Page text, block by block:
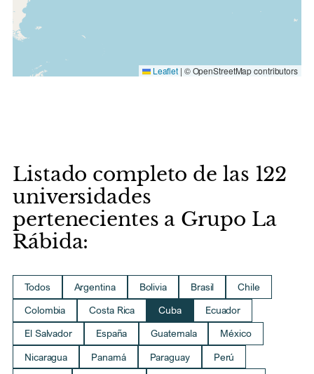
Leaflet | © OpenStreetMap contributors
Listado completo de las 122
universidades
pertenecientes a Grupo La
Rábida:
Todos Argentina Bolivia Brasil
Chile
Colombia
Costa Rica Cuba
Ecuador
El Salvador
España Guatemala
México
Nicaragua
Panamá Paraguay
Perú